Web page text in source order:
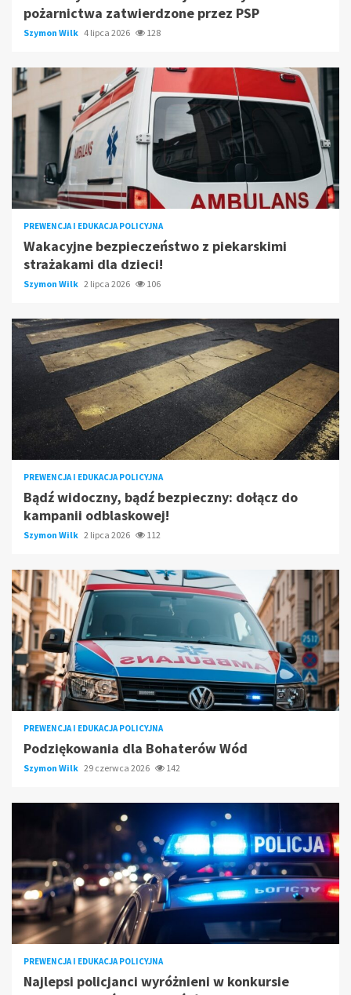
pożarnictwa zatwierdzone przez PSP
Szymon Wilk 4 lipca 2026 128
PREWENCJA I EDUKACJA POLICYJNA
Wakacyjne bezpieczeństwo z piekarskimi
strażakami dla dzieci!
Szymon Wilk 2 lipca 2026 106
PREWENCJA I EDUKACJA POLICYJNA
Bądź widoczny, bądź bezpieczny: dołącz do
kampanii odblaskowej!
Szymon Wilk 2 lipca 2026 112
PREWENCJA I EDUKACJA POLICYJNA
Podziękowania dla Bohaterów Wód
Szymon Wilk 29 czerwca 2026 142
PREWENCJA I EDUKACJA POLICYJNA
Najlepsi policjanci wyróżnieni w konkursie